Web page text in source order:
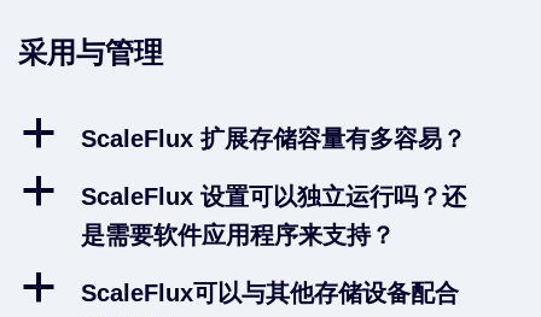
采用与管理
a ScaleFlux 扩展存储容量有多容易？
a
ScaleFlux 设置可以独立运行吗？还
是需要软件应用程序来支持？
a
ScaleFlux可以与其他存储设备配合